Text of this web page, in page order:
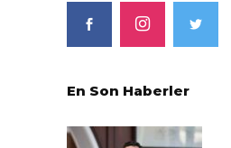
En Son Haberler